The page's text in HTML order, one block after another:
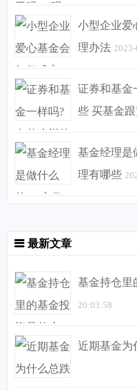
小型企业爱
理办法
证券和基金
些 买基金
基金经理是
理有哪些
最新文章
基金持仓里
20:03:58
近期基金为